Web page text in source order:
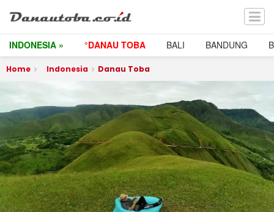
INDONESIA » °DANAU TOBA BALI BANDUNG
Home Indonesia Danau Toba